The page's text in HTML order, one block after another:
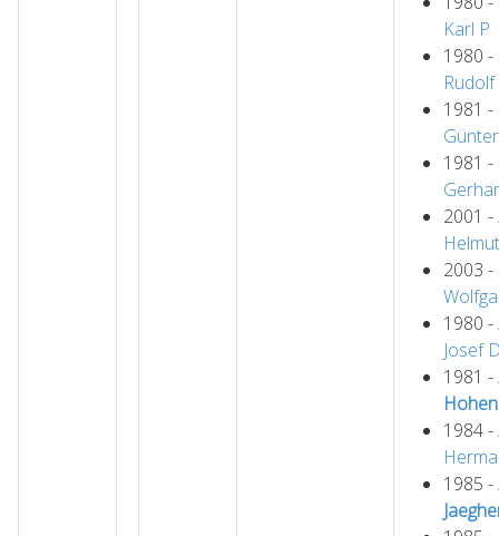
Karl P
1980
Rudolf
1981
Günter
1981
2001 -
Helmut
2003
1980 -
Josef
1981 -
1984 -
1985 -